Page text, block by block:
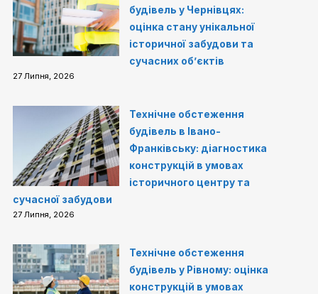
будівель у Чернівцях:
оцінка стану унікальної
історичної забудови та
сучасних об’єктів
27 Липня, 2026
Технічне обстеження
будівель в Івано-
Франківську: діагностика
конструкцій в умовах
історичного центру та
сучасної забудови
27 Липня, 2026
Технічне обстеження
будівель у Рівному: оцінка
конструкцій в умовах